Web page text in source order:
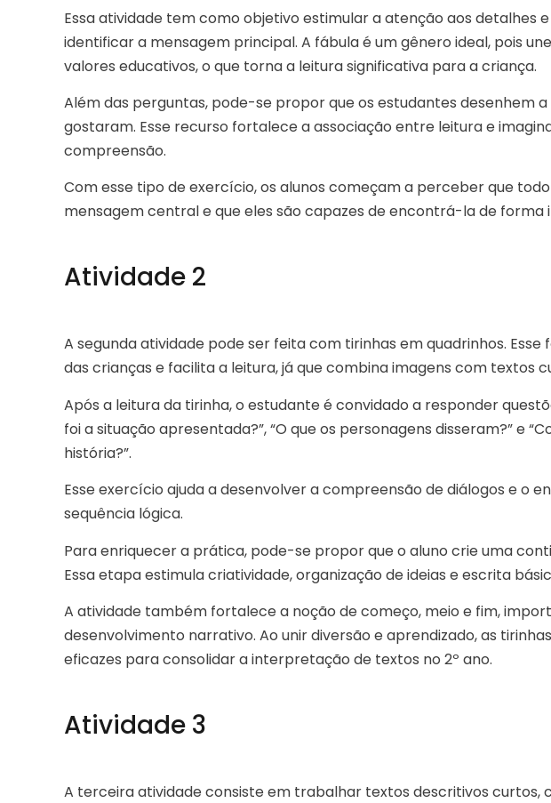
Essa atividade tem como objetivo estimular a atenção aos detalhes
identificar a mensagem principal. A fábula é um gênero ideal, pois
valores educativos, o que torna a leitura significativa para a criança.
Além das perguntas, pode-se propor que os estudantes desenhem a
gostaram. Esse recurso fortalece a associação entre leitura e
compreensão.
Com esse tipo de exercício, os alunos começam a perceber que
mensagem central e que eles são capazes de encontrá-la de forma
Atividade 2
A segunda atividade pode ser feita com tirinhas em quadrinhos.
das crianças e facilita a leitura, já que combina imagens com textos
Após a leitura da tirinha, o estudante é convidado a responder
foi a situação apresentada?”, “O que os personagens disseram?” e
história?”.
Esse exercício ajuda a desenvolver a compreensão de diálogos e o
sequência lógica.
Para enriquecer a prática, pode-se propor que o aluno crie uma
Essa etapa estimula criatividade, organização de ideias e escrita
A atividade também fortalece a noção de começo, meio e fim,
desenvolvimento narrativo. Ao unir diversão e aprendizado, as
eficazes para consolidar a interpretação de textos no 2º ano.
Atividade 3
A terceira atividade consiste em trabalhar textos descritivos curtos,